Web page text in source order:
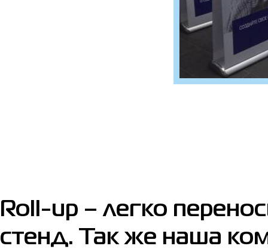
Roll-up – легко
стенд. Так же наша